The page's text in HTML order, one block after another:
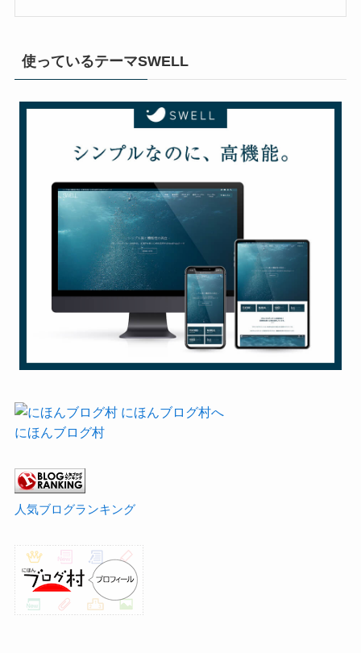
使っているテーマSWELL
にほんブログ村
人気ブログランキング